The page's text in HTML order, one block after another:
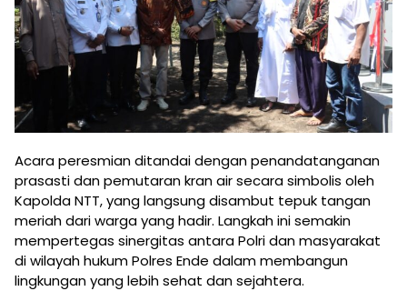
​Acara peresmian ditandai dengan penandatanganan
prasasti dan pemutaran kran air secara simbolis oleh
Kapolda NTT, yang langsung disambut tepuk tangan
meriah dari warga yang hadir. Langkah ini semakin
mempertegas sinergitas antara Polri dan masyarakat
di wilayah hukum Polres Ende dalam membangun
lingkungan yang lebih sehat dan sejahtera.